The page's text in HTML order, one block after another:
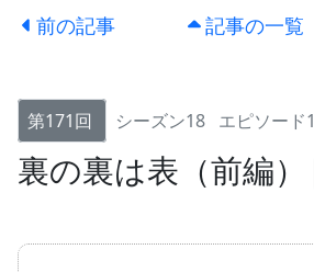
前の記事 記事の一覧
第171回 シーズン18 エピソード1
裏の裏は表（前編）